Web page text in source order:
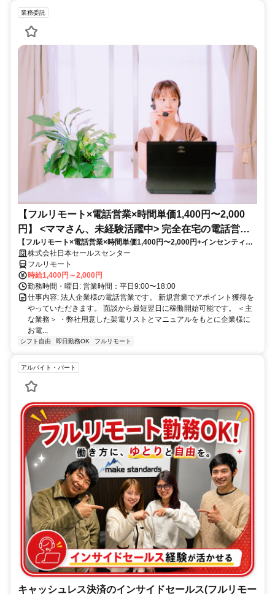
業務委託
【フルリモート×電話営業×時間単価1,400円〜2,000
円】 <ママさん、未経験活躍中> 完全在宅の電話営業
で家庭と仕事の両立を実現
【フルリモート×電話営業×時間単価1,400円〜2,000円+インセンティブ
あり】 ＜ママさん、未経験活躍中＞ 完全在宅の電話営業で家庭と仕事の
両立を実現
株式会社日本セールスセンター
フルリモート
時給1,400円～2,000円
勤務時間・曜日: 営業時間：平日9:00〜18:00
仕事内容: 法人企業様の電話営業です。 新規営業でアポイント獲得を
やっていただきます。 面談から最短翌日に稼働開始可能です。 ＜主
な業務＞ ・弊社用意した架電リストとマニュアルをもとに企業様に
お電...
シフト自由 即日勤務OK フルリモート
アルバイト・パート
キャッシュレス決済のインサイドセールス(フルリモー